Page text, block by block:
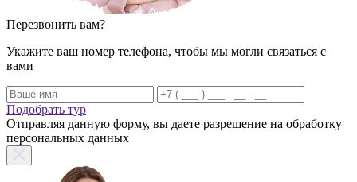
Перезвонить вам?
Укажите ваш номер телефона, чтобы мы могли связаться с
вами
Подобрать тур
Отправляя данную форму, вы даете разрешение на обработку
персональных данных